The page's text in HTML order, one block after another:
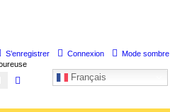
Mode sombre
Connexion
S’enregistrer
Français
RechercherRecherche avancée